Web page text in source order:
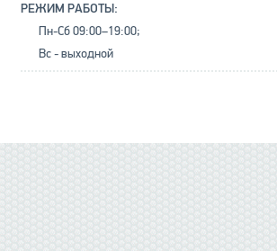
РЕЖИМ РАБОТЫ:
Пн-Сб 09:00–19:00;
Вс - выходной